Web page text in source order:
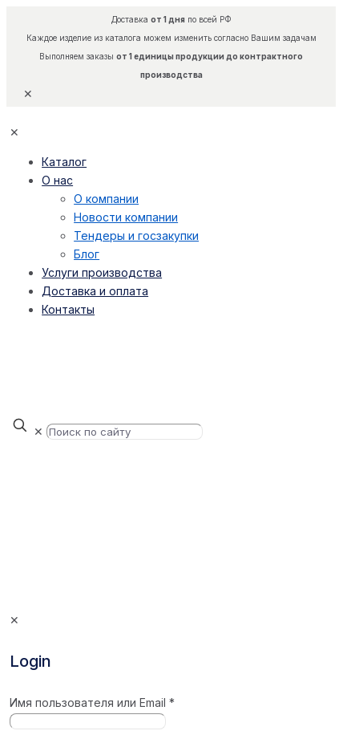
Доставка от 1 дняпо всей РФ
Каждое изделие из каталога можем изменить согласно Вашим задачам
Выполняем заказы от 1 единицы продукции до контрактного
производства
✕
✕
Каталог
О нас
О компании
Новости компании
Тендеры и госзакупки
Блог
Услуги производства
Доставка и оплата
Контакты
✕
✕
Login
Имя пользователя или Email*